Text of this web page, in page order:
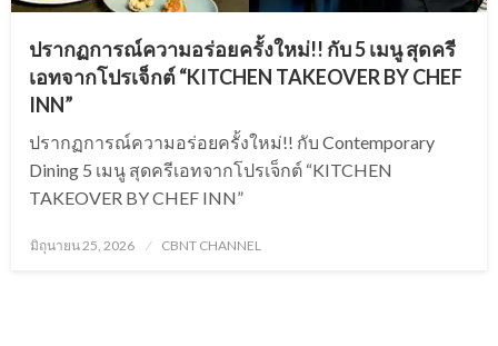
ปรากฏการณ์ความอร่อยครั้งใหม่!! กับ 5 เมนู สุดครี
เอทจากโปรเจ็กต์ “KITCHEN TAKEOVER BY CHEF
INN”
ปรากฏการณ์ความอร่อยครั้งใหม่!! กับ Contemporary
Dining 5 เมนู สุดครีเอทจากโปรเจ็กต์ “KITCHEN
TAKEOVER BY CHEF INN”
Posted
on
มิถุนายน 25, 2026 CBNT CHANNEL